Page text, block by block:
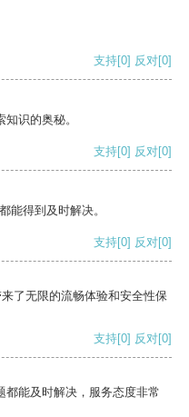
支持[0] 反对[0]
识的奥秘。
支持[0] 反对[0]
能得到及时解决。
支持[0] 反对[0]
了无限的流畅体验和安全性保
支持[0] 反对[0]
都能及时解决，服务态度非常